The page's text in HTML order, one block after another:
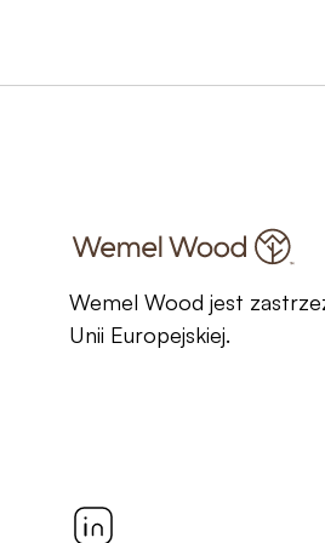
Wemel Wood jest
Unii Europejskiej.